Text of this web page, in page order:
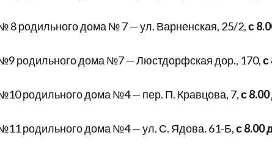
8 родильного дома № 7 — ул. Варненская, 25/2,с
родильного дома №7 — Люстдорфская дор., 170,с
родильного дома №4 — пер. П. Кравцова, 7,с
родильного дома №4 — ул. С. Ядова. 61-Б,с 8.00